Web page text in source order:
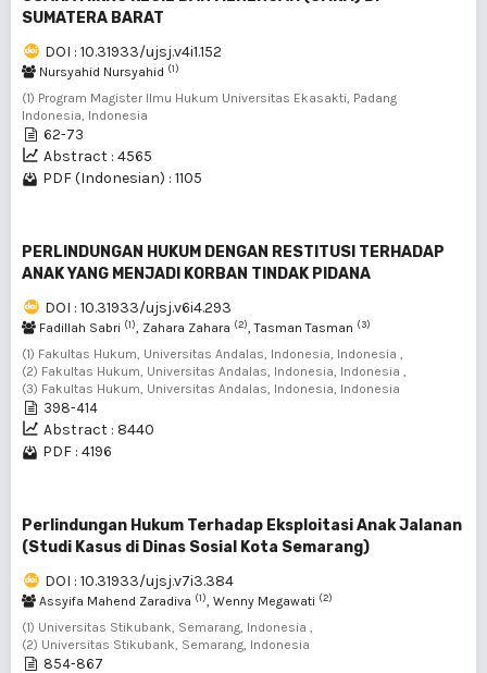
SUMATERA BARAT
DOI : 10.31933/ujsj.v4i1.152
Nursyahid Nursyahid (1)
(1) Program Magister Ilmu Hukum Universitas Ekasakti, Padang
Indonesia, Indonesia
62-73
Abstract : 4565
PDF (Indonesian) : 1105
PERLINDUNGAN HUKUM DENGAN RESTITUSI TERHADAP
ANAK YANG MENJADI KORBAN TINDAK PIDANA
DOI : 10.31933/ujsj.v6i4.293
Fadillah Sabri (1), Zahara Zahara (2), Tasman Tasman (3)
(1) Fakultas Hukum, Universitas Andalas, Indonesia, Indonesia ,
(2) Fakultas Hukum, Universitas Andalas, Indonesia, Indonesia ,
(3) Fakultas Hukum, Universitas Andalas, Indonesia, Indonesia
398-414
Abstract : 8440
PDF : 4196
Perlindungan Hukum Terhadap Eksploitasi Anak Jalanan
(Studi Kasus di Dinas Sosial Kota Semarang)
DOI : 10.31933/ujsj.v7i3.384
Assyifa Mahend Zaradiva (1), Wenny Megawati (2)
(1) Universitas Stikubank, Semarang, Indonesia ,
(2) Universitas Stikubank, Semarang, Indonesia
854-867